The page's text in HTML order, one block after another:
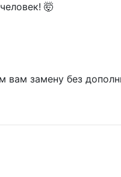
🤯
вам замену без